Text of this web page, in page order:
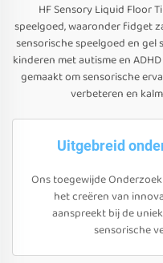
HF Sensory Liquid Floor
speelgoed, waaronder fidget
sensorische speelgoed en
kinderen met autisme en
gemaakt om sensorische
verbeteren en
Uitgebreid
Ons toegewijde
het creëren van
aanspreekt bij de
sensorische